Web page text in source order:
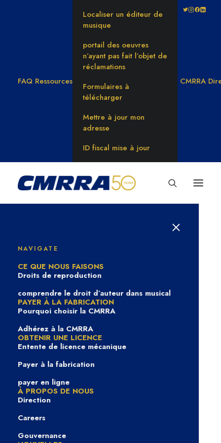
FAQ Ressources
Localiser un éditeur de
musique
portail des oeuvres
n’ayant pas fait l’objet de
réclamations
Formulaires à
télécharger
Mettre à jour mon
adresse
ID fiscal mise à jour
CMRRA
NAVIGATE
CE QUE NOUS FAISONS
Droits de reproduction
comprendre le droit d’auteur dans musical
PAYER À LA FABRICATION
Pourquoi choisir la CMRRA
Adhérez à la CMRRA
OBTENIR UNE LICENCE
Entente de licence mécanique
Payer à la fabrication
payer en ligne
À PROPOS DE NOUS
Direction
Careers
Gouvernance
Sur la bonne piste avec
InSur la bonne piste